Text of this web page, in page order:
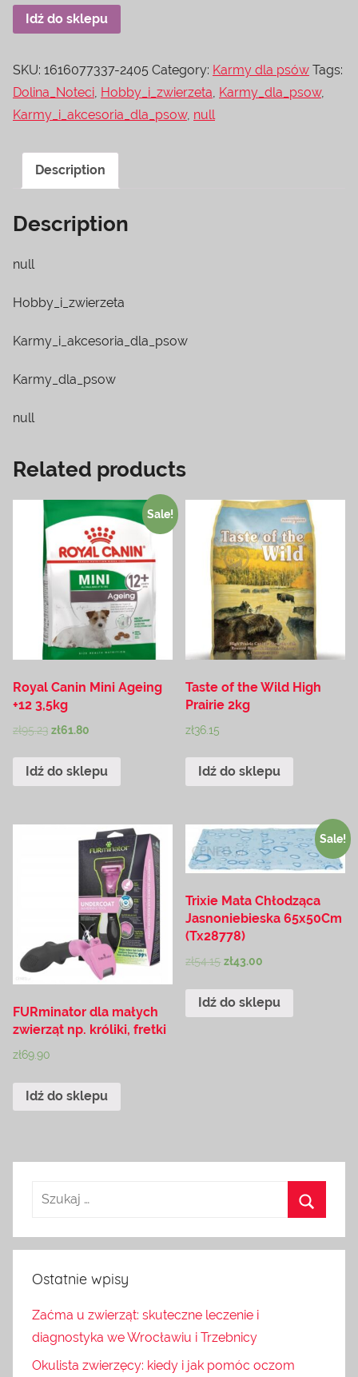
Idź do sklepu
SKU: 1616077337-2405 Category: Karmy dla psów Tags:
Dolina_Noteci, Hobby_i_zwierzeta, Karmy_dla_psow,
Karmy_i_akcesoria_dla_psow, null
Description
Description
null
Hobby_i_zwierzeta
Karmy_i_akcesoria_dla_psow
Karmy_dla_psow
null
Related products
Sale!
Royal Canin Mini Ageing
+12 3,5kg
zł95.23 zł61.80
Idź do sklepu
Taste of the Wild High
Prairie 2kg
zł36.15
Idź do sklepu
FURminator dla małych
zwierząt np. króliki, fretki
zł69.90
Idź do sklepu
Sale!
Trixie Mata Chłodząca
Jasnoniebieska 65x50Cm
(Tx28778)
zł54.15 zł43.00
Idź do sklepu
Ostatnie wpisy
Zaćma u zwierząt: skuteczne leczenie i
diagnostyka we Wrocławiu i Trzebnicy
Okulista zwierzęcy: kiedy i jak pomóc oczom